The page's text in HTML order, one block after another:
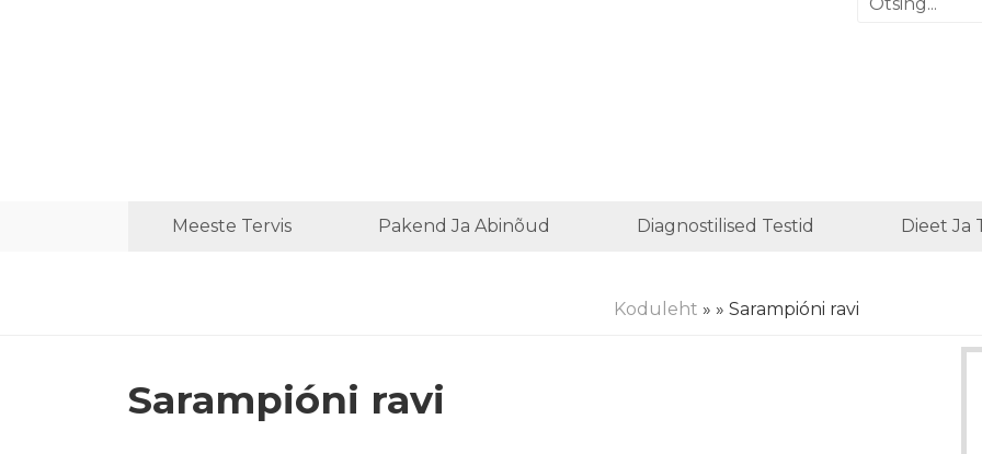
Meeste Tervis Pakend Ja Abinõud Diagnostilised Testid Dieet Ja
Koduleht » » Sarampióni ravi
Sarampióni ravi